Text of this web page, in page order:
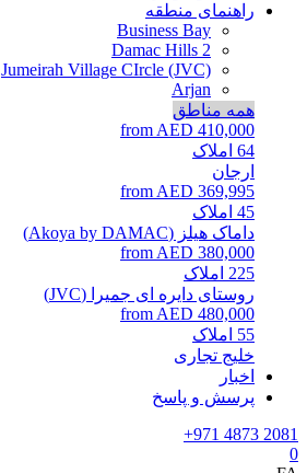
راهنمای منطقه
Business Bay
Damac Hills 2
Jumeirah Village CIrcle (JVC)
Arjan
همه مناطق
from AED 410,000
64 املاک
ارجان
from AED 369,995
45 املاک
داماک هیلز (Akoya by DAMAC)
from AED 380,000
225 املاک
روستای دایره ای جمیرا (JVC)
from AED 480,000
55 املاک
خلیج تجاری
اخبار
پرسش و پاسخ
+971 4873 2081
0